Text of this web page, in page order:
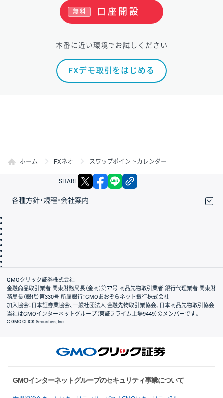
口座開設
無料
本番に近い環境でお試しください
FXデモ取引をはじめる
ホーム FXネオ スワップポイントカレンダー
SHARE X facebook
各種方針・規程・会社案内
会社案内
GMOクリック証券株式会社
金融商品取引業者 関東財務局長（金商）第77号 商品先物取引業者 銀行代理業者 関東財
務局長（銀代）第330号 所属銀行：GMOあおぞらネット銀行株式会社
加入協会：日本証券業協会、一般社団法人 金融先物取引業協会、日本商品先物取引協会
当社はGMOインターネットグループ（東証プライム上場9449）のメンバーです。
© GMO CLICK Securities, Inc.
GMOインターネットグループのセキュリティ事業について